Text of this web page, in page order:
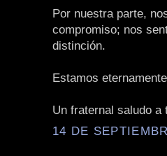
Por nuestra parte,
compromiso; nos
distinción.
Estamos
Un fraternal saludo a
14 DE